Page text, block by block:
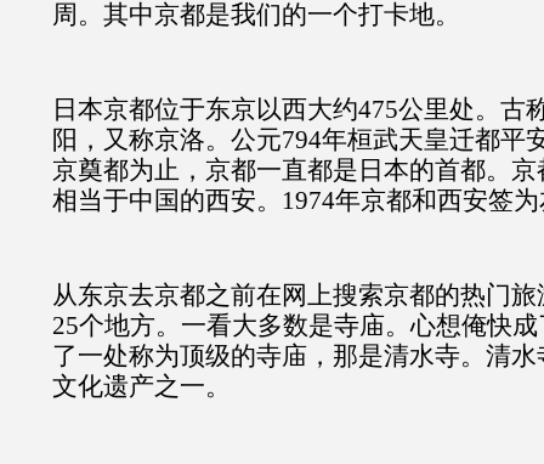
周。其中京都是我们的一个打卡地。
日本京都位于东京以西大约475公里处。古
阳，又称京洛。公元794年桓武天皇迁都平
京奠都为止，京都一直都是日本的首都。
相当于中国的西安。1974年京都和西安签
从东京去京都之前在网上搜索京都的热门
25个地方。一看大多数是寺庙。心想俺快
了一处称为顶级的寺庙，那是清水寺。清
文化遗产之一。